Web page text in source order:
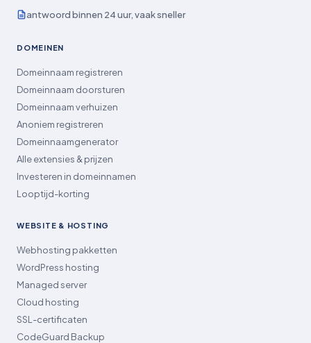
antwoord binnen 24 uur, vaak sneller
DOMEINEN
Domeinnaam registreren
Domeinnaam doorsturen
Domeinnaam verhuizen
Anoniem registreren
Domeinnaamgenerator
Alle extensies & prijzen
Investeren in domeinnamen
Looptijd-korting
WEBSITE & HOSTING
Webhosting pakketten
WordPress hosting
Managed server
Cloud hosting
SSL-certificaten
CodeGuard Backup